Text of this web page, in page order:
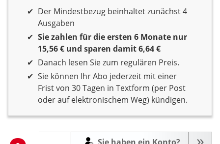
6 Monate Laufzeit
Der Mindestbezug beinhaltet zunächst 4
Ausgaben
Sie zahlen für die ersten 6 Monate nur
15,56 € und sparen damit 6,64 €
Danach lesen Sie zum regulären Preis.
Sie können Ihr Abo jederzeit mit einer
Frist von 30 Tagen in Textform (per Post
oder auf elektronischem Weg) kündigen.
Sie haben ein Konto?